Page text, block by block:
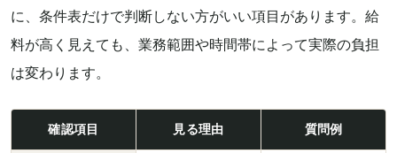
に、条件表だけで判断しない方がいい項目があります。給
料が高く見えても、業務範囲や時間帯によって実際の負担
は変わります。
確認項目 見る理由 質問例